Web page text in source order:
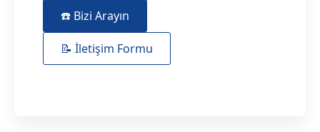
☎️ Bizi Arayın
📝 İletişim Formu